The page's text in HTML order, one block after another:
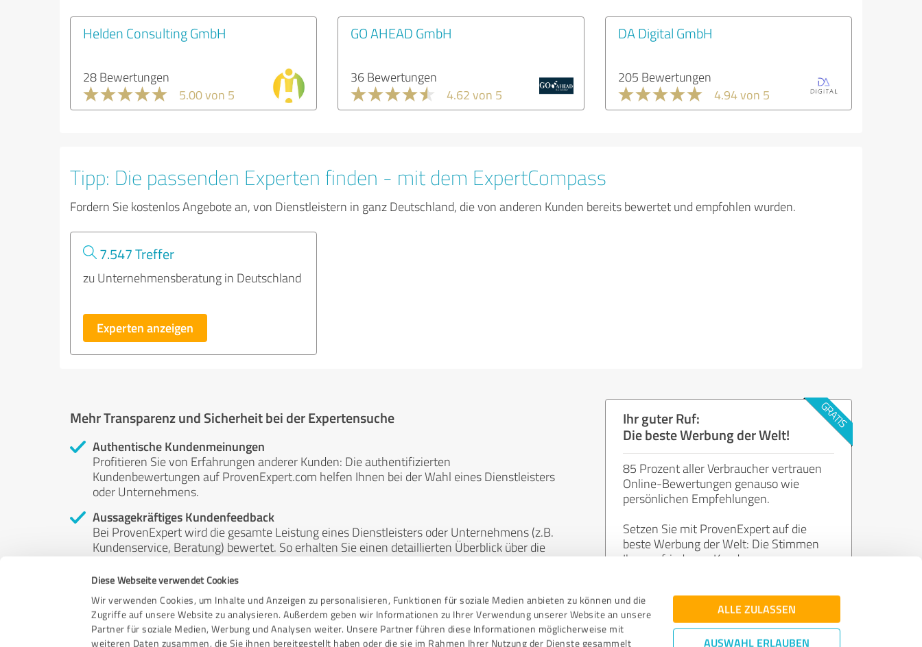
Diese Webseite verwendet Cookies
Wir verwenden Cookies, um Inhalte und Anzeigen zu personalisieren, Funktionen für soziale Medien anbieten zu können und die
Zugriffe auf unsere Website zu analysieren. Außerdem geben wir Informationen zu Ihrer Verwendung unserer Website an unsere
Partner für soziale Medien, Werbung und Analysen weiter. Unsere Partner führen diese Informationen möglicherweise mit
weiteren Daten zusammen, die Sie ihnen bereitgestellt haben oder die sie im Rahmen Ihrer Nutzung der Dienste gesammelt
ALLE ZULASSEN
AUSWAHL ERLAUBEN
Helden Consulting GmbH
28 Bewertungen
5.00 von 5
GO AHEAD GmbH
36 Bewertungen
4.62 von 5
DA Digital GmbH
205 Bewertungen
4.94 von 5
Tipp: Die passenden Experten finden - mit dem ExpertCompass
Fordern Sie kostenlos Angebote an, von Dienstleistern in ganz Deutschland, die von anderen Kunden bereits bewertet und empfohlen wurden.
7.547 Treffer
zu Unternehmensberatung in Deutschland
Experten anzeigen
Mehr Transparenz und Sicherheit bei der Expertensuche
Authentische Kundenmeinungen
Profitieren Sie von Erfahrungen anderer Kunden: Die authentifizierten
Kundenbewertungen auf ProvenExpert.com helfen Ihnen bei der Wahl eines Dienstleisters
oder Unternehmens.
Aussagekräftiges Kundenfeedback
Bei ProvenExpert wird die gesamte Leistung eines Dienstleisters oder Unternehmens (z.B.
Kundenservice, Beratung) bewertet. So erhalten Sie einen detaillierten Überblick über die
Unabhängige Bewertungen
ProvenExpert ist grundsätzlich kostenlos, unabhängig und neutral. Bewertungen von
Kunden erfolgen freiwillig, können nicht gekauft werden und sind weder finanziell noch
anderweitig beeinflussbar.
Ihr guter Ruf:
Die beste Werbung der Welt!
85 Prozent aller Verbraucher vertrauen
Online-Bewertungen genauso wie
persönlichen Empfehlungen.
Setzen Sie mit ProvenExpert auf die
beste Werbung der Welt: Die Stimmen
Ihrer zufriedenen Kunden.
Jetzt kostenlos starten